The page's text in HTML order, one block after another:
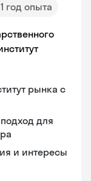
1 год опыта
рынка с
для
и интересы